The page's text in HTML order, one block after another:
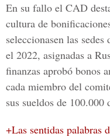
En su fallo el CAD
cultura de
seleccionasen las
el 2022, asignadas a
finanzas aprobó bonos
cada miembro del
sus sueldos de 100.000
+Las sentidas palabras